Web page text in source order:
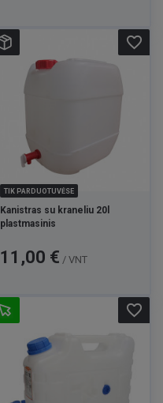
TIK PARDUOTUVĖSE
Kanistras su kraneliu 20l
plastmasinis
Kaina
11,00 € / VNT
favorite_border
favorite_border